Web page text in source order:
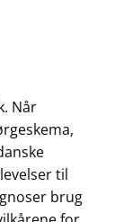
Når
til
brug